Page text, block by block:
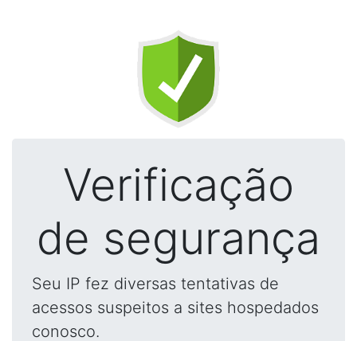
Verificação
de segurança
Seu IP fez diversas tentativas de
acessos suspeitos a sites hospedados
conosco.